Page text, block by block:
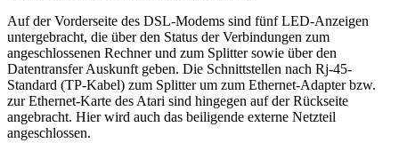
Auf der Vorderseite des DSL-Modems sind fünf LED-Anzeigen
untergebracht, die über den Status der Verbindungen zum
angeschlossenen Rechner und zum Splitter sowie über den
Datentransfer Auskunft geben. Die Schnittstellen nach Rj-45-
Standard (TP-Kabel) zum Splitter um zum Ethernet-Adapter bzw.
zur Ethernet-Karte des Atari sind hingegen auf der Rückseite
angebracht. Hier wird auch das beiligende externe Netzteil
angeschlossen.